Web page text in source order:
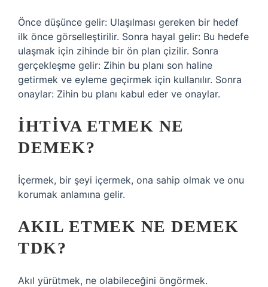
Önce düşünce gelir: Ulaşılması gereken bir hedef
ilk önce görselleştirilir. Sonra hayal gelir: Bu hedefe
ulaşmak için zihinde bir ön plan çizilir. Sonra
gerçekleşme gelir: Zihin bu planı son haline
getirmek ve eyleme geçirmek için kullanılır. Sonra
onaylar: Zihin bu planı kabul eder ve onaylar.
İHTIVA ETMEK NE
DEMEK?
İçermek, bir şeyi içermek, ona sahip olmak ve onu
korumak anlamına gelir.
AKIL ETMEK NE DEMEK
TDK?
Akıl yürütmek, ne olabileceğini öngörmek.